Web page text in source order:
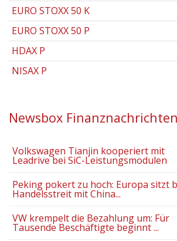
EURO STOXX 50 K
EURO STOXX 50 P
HDAX P
NISAX P
Newsbox
Volkswagen Tianjin kooperiert mit
Leadrive bei SiC-Leistungsmodulen
Peking pokert zu hoch: Europa sitzt
Handelsstreit mit China...
VW krempelt die Bezahlung um: Für
Tausende Beschäftigte beginnt ...